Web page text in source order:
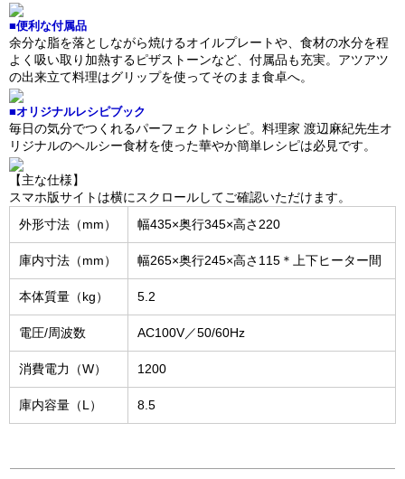
■便利な付属品
余分な脂を落としながら焼けるオイルプレートや、食材の水分を程
よく吸い取り加熱するピザストーンなど、付属品も充実。アツアツ
の出来立て料理はグリップを使ってそのまま食卓へ。
■オリジナルレシピブック
毎日の気分でつくれるパーフェクトレシピ。料理家 渡辺麻紀先生オ
リジナルのヘルシー食材を使った華やか簡単レシピは必見です。
【主な仕様】
スマホ版サイトは横にスクロールしてご確認いただけます。
外形寸法（mm）
幅435×奥行345×高さ220
庫内寸法（mm） 幅265×奥行245×高さ115＊上下ヒーター間
本体質量（kg） 5.2
電圧/周波数 AC100V／50/60Hz
消費電力（W） 1200
庫内容量（L） 8.5